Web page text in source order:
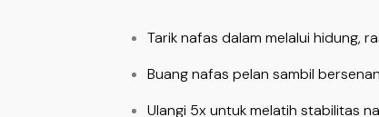
Tarik nafas dalam melalui hidung,
Buang nafas pelan sambil
Ulangi 5x untuk melatih stabilitas